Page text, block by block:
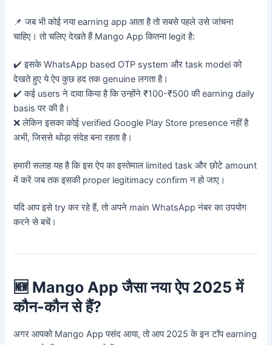
📌 जब भी कोई नया earning app आता है तो सबसे पहले उसे जांचना
चाहिए। तो चलिए देखते हैं Mango App कितना legit है:
✔️ इसके WhatsApp based OTP system और task model को
देखते हुए ये ऐप कुछ हद तक genuine लगता है।
✔️ कई users ने दावा किया है कि उन्होंने ₹100-₹500 की earning daily
basis पर की है।
❌ लेकिन इसका कोई verified Google Play Store presence नहीं है
अभी, जिससे थोड़ा संदेह बना रहता है।
हमारी सलाह यह है कि इस ऐप का इस्तेमाल limited task और छोटे amount
में करें जब तक इसकी proper legitimacy confirm न हो जाए।
यदि आप इसे try कर रहे हैं, तो अपने main WhatsApp नंबर का उपयोग
करने से बचें।
🆕 Mango App जैसा नया ऐप 2025 में
कौन-कौन से हैं?
अगर आपको Mango App पसंद आया, तो आप 2025 के इन टॉप earning